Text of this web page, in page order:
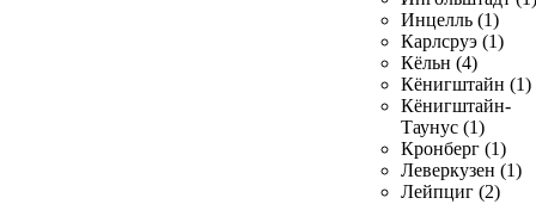
Инцелль (1)
Карлсруэ (1)
Кёльн (4)
Кёнигштайн (1)
Кёнигштайн-
Таунус (1)
Кронберг (1)
Леверкузен (1)
Лейпциг (2)